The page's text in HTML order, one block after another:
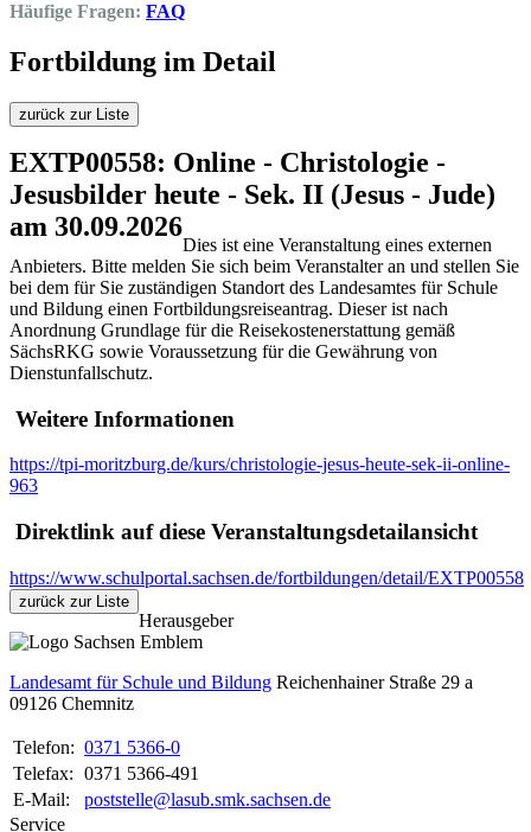
Häufige Fragen: FAQ
Fortbildung im Detail
zurück zur Liste
EXTP00558: Online - Christologie -
Jesusbilder heute - Sek. II (Jesus - Jude)
am 30.09.2026
Dies ist eine Veranstaltung eines externen
Anbieters. Bitte melden Sie sich beim Veranstalter an und stellen Sie
bei dem für Sie zuständigen Standort des Landesamtes für Schule
und Bildung einen Fortbildungsreiseantrag. Dieser ist nach
Anordnung Grundlage für die Reisekostenerstattung gemäß
SächsRKG sowie Voraussetzung für die Gewährung von
Dienstunfallschutz.
Weitere Informationen
https://tpi-moritzburg.de/kurs/christologie-jesus-heute-sek-ii-online-
963
Direktlink auf diese Veranstaltungsdetailansicht
https://www.schulportal.sachsen.de/fortbildungen/detail/EXTP00558
zurück zur Liste
Herausgeber
Landesamt für Schule und Bildung Reichenhainer Straße 29 a
09126 Chemnitz
Telefon: 0371 5366-0
Telefax: 0371 5366-491
E-Mail:
poststelle@lasub.smk.sachsen.de
Service